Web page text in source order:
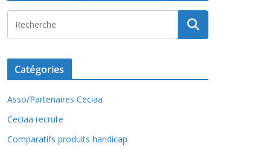
Catégories
Asso/Partenaires Ceciaa
Ceciaa recrute
Comparatifs produits handicap